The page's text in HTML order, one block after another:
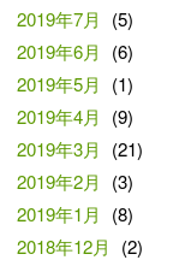
2019年7月
(5)
2019年6月
(6)
2019年5月
(1)
2019年4月
(9)
2019年3月
(21)
2019年2月
(3)
2019年1月
(8)
2018年12月
(2)